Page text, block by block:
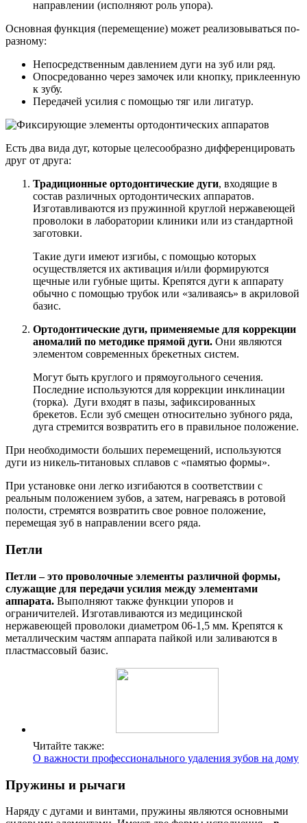
направлении (исполняют роль упора).
Основная функция (перемещение) может реализовываться по-
разному:
Непосредственным давлением дуги на зуб или ряд.
Опосредованно через замочек или кнопку, приклеенную
к зубу.
Передачей усилия с помощью тяг или лигатур.
Есть два вида дуг, которые целесообразно дифференцировать
друг от друга:
Традиционные ортодонтические дуги, входящие в
состав различных ортодонтических аппаратов.
Изготавливаются из пружинной круглой нержавеющей
проволоки в лаборатории клиники или из стандартной
заготовки.
Такие дуги имеют изгибы, с помощью которых
осуществляется их активация и/или формируются
щечные или губные щиты. Крепятся дуги к аппарату
обычно с помощью трубок или «заливаясь» в акриловой
базис.
Ортодонтические дуги, применяемые для коррекции
аномалий по методике прямой дуги. Они являются
элементом современных брекетных систем.
Могут быть круглого и прямоугольного сечения.
Последние используются для коррекции инклинации
(торка). Дуги входят в пазы, зафиксированных
брекетов. Если зуб смещен относительно зубного ряда,
дуга стремится возвратить его в правильное положение.
При необходимости больших перемещений, используются
дуги из никель-титановых сплавов с «памятью формы».
При установке они легко изгибаются в соответствии с
реальным положением зубов, а затем, нагреваясь в ротовой
полости, стремятся возвратить свое ровное положение,
перемещая зуб в направлении всего ряда.
Петли
Петли – это проволочные элементы различной формы,
служащие для передачи усилия между элементами
аппарата. Выполняют также функции упоров и
ограничителей. Изготавливаются из медицинской
нержавеющей проволоки диаметром 06-1,5 мм. Крепятся к
металлическим частям аппарата пайкой или заливаются в
пластмассовый базис.
Читайте также:
О важности профессионального удаления зубов на дому
Пружины и рычаги
Наряду с дугами и винтами, пружины являются основными